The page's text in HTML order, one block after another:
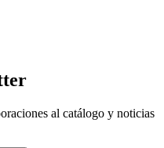
al catálogo y noticias